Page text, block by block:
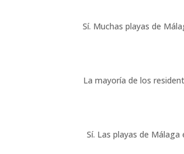
Sí. Muchas playas de
La mayoría de los
Sí. Las playas de